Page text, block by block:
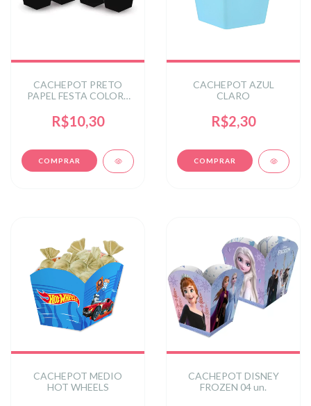
CACHEPOT PRETO
PAPEL FESTA COLORS
R$10,30
CACHEPOT AZUL
CLARO
R$2,30
CACHEPOT MEDIO
HOT WHEELS
CACHEPOT DISNEY
FROZEN 04 un.